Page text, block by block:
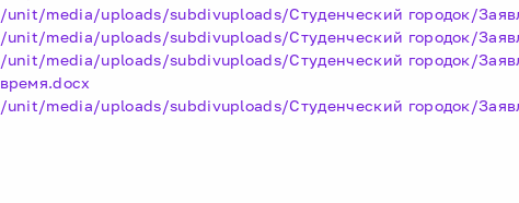
/unit/media/uploads/subdivuploads/Студенческий городок/
/unit/media/uploads/subdivuploads/Студенческий городок/
/unit/media/uploads/subdivuploads/Студенческий городок/
время.docx
/unit/media/uploads/subdivuploads/Студенческий городок/